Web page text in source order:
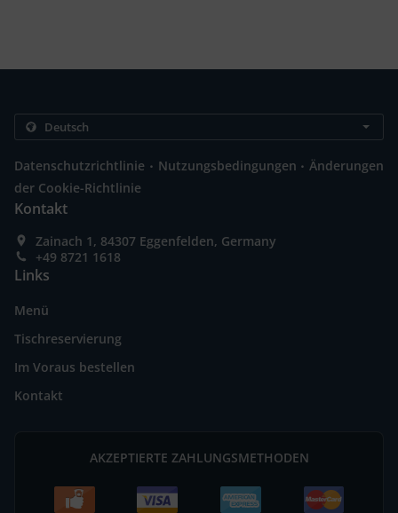
Datenschutzrichtlinie . Nutzungsbedingungen . Änderungen
der Cookie-Richtlinie
Kontakt
Zainach 1, 84307 Eggenfelden, Germany
+49 8721 1618
Links
Menü
Tischreservierung
Im Voraus bestellen
Kontakt
AKZEPTIERTE ZAHLUNGSMETHODEN